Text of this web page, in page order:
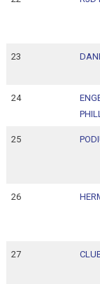
23
24
25
26
27